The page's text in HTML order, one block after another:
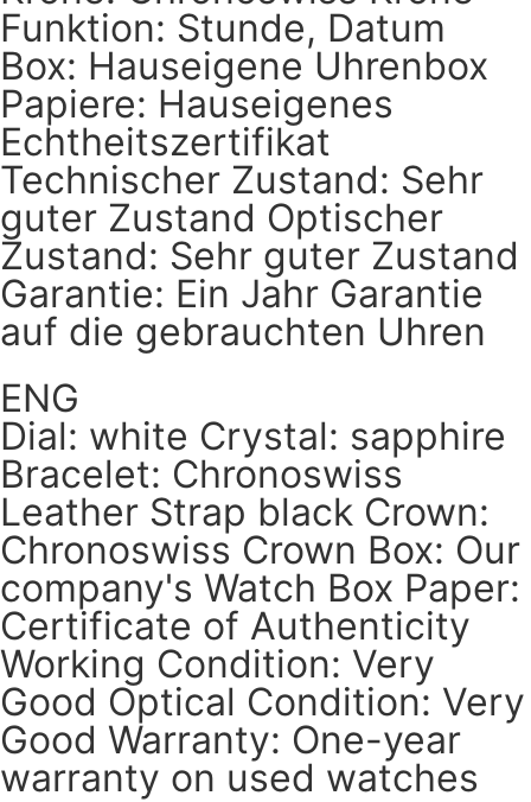
Funktion: Stunde, Datum
Box: Hauseigene Uhrenbox
Papiere: Hauseigenes
Echtheitszertifikat
Technischer Zustand: Sehr
guter Zustand Optischer
Zustand: Sehr guter Zustand
Garantie: Ein Jahr Garantie
auf die gebrauchten Uhren
ENG
Dial: white Crystal: sapphire
Bracelet: Chronoswiss
Leather Strap black Crown:
Chronoswiss Crown Box: Our
company's Watch Box Paper:
Certificate of Authenticity
Working Condition: Very
Good Optical Condition: Very
Good Warranty: One-year
warranty on used watches